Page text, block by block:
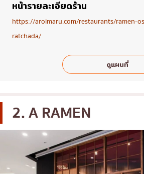
หน้ารายละเอียดร้าน
https://aroimaru.com/restaurants/ramen-
ratchada/
ดูแผนที่
2. A RAMEN